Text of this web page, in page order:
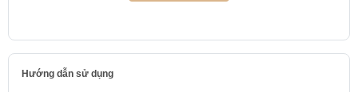
Bộ sản phẩm bao gồm
1. The history of Whoo Gongjinhyang Firming Balancing Toner: Nước
Hướng dẫn sử dụng